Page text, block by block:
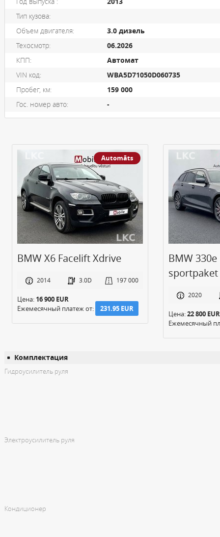
Тип кузова:
Объем двигателя:
3.0 дизель
Техосмотр:
06.2026
КПП:
Автомат
VIN код:
WBA5D71050D060735
Пробег, км:
159 000
Гос. номер авто:
-
Pārdots
BMW 330e G21 Hybrid M-
2020
Ежемесячный платеж от: 312.92 EUR
BMW 530
Sport
2012
Цена:12 900 EUR
Ежемесячный
Комплектация
Гидроусилитель руля
Электроусилитель руля
Кондиционер